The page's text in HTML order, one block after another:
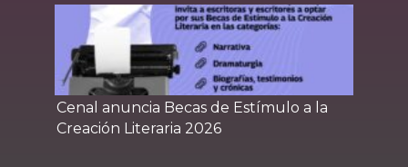
Cenal anuncia Becas de Estímulo a la
Creación Literaria 2026